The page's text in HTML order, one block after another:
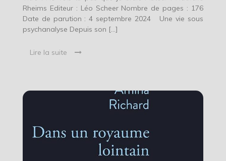
Rheims Editeur : Léo Scheer Nombre de pages : 176
Date de parution : 4 septembre 2024 Une vie sous
psychanalyse Depuis son […]
Lire la suite